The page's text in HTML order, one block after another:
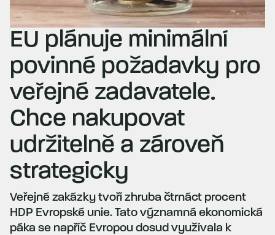
EU plánuje minimální
povinné požadavky pro
veřejné zadavatele.
Chce nakupovat
udržitelně a zároveň
strategicky
Veřejné zakázky tvoří zhruba čtrnáct procent
HDP Evropské unie. Tato významná ekonomická
páka se napříč Evropou dosud využívala k